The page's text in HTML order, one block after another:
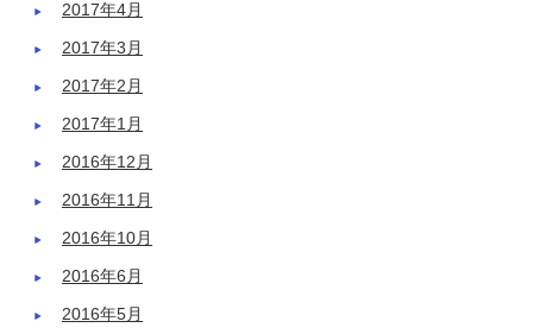
2017年4月
2017年3月
2017年2月
2017年1月
2016年12月
2016年11月
2016年10月
2016年6月
2016年5月